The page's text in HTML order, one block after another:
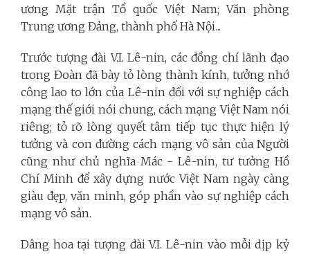
ương Mặt trận Tổ quốc Việt Nam; Văn phòng
Trung ương Đảng, thành phố Hà Nội...
Trước tượng đài V.I. Lê-nin, các đồng chí lãnh đạo
trong Đoàn đã bày tỏ lòng thành kính, tưởng nhớ
công lao to lớn của Lê-nin đối với sự nghiệp cách
mạng thế giới nói chung, cách mạng Việt Nam nói
riêng; tỏ rõ lòng quyết tâm tiếp tục thực hiện lý
tưởng và con đường cách mạng vô sản của Người
cũng như chủ nghĩa Mác - Lê-nin, tư tưởng Hồ
Chí Minh để xây dựng nước Việt Nam ngày càng
giàu đẹp, văn minh, góp phần vào sự nghiệp cách
mạng vô sản.
Dâng hoa tại tượng đài V.I. Lê-nin vào mỗi dịp kỷ